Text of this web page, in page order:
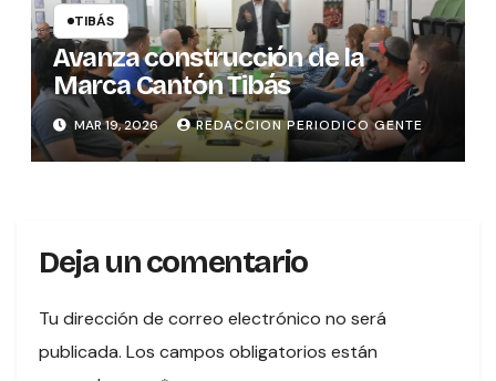
TIBÁS
Avanza construcción de la
Marca Cantón Tibás
MAR 19, 2026 REDACCION PERIODICO GENTE
Deja un comentario
Tu dirección de correo electrónico no será
publicada. Los campos obligatorios están